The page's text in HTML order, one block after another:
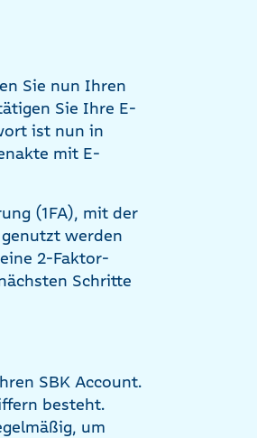
Sie nun Ihren
Sie Ihre E-
ist nun in
mit E-
(1FA), mit der
werden
2-Faktor-
Schritte
SBK Account.
besteht.
um